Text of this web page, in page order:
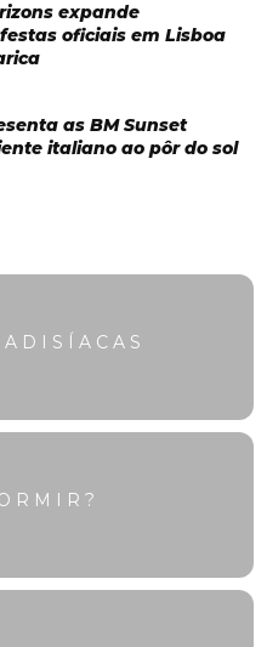
expande
oficiais em Lisboa
as BM Sunset
italiano ao pôr do sol